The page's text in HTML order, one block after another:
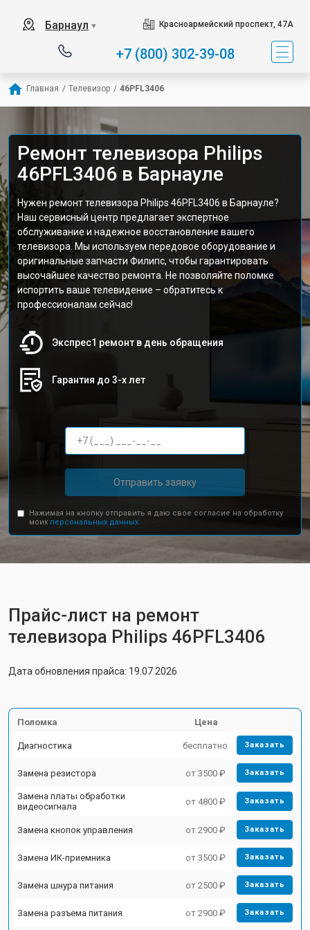
Барнаул ▼ Красноармейский проспект, 47А
+7 (800) 302-39-08
Главная / Телевизор / 46PFL3406
Ремонт телевизора Philips
46PFL3406 в Барнауле
Нужен ремонт телевизора Philips 46PFL3406 в Барнауле?
Наш сервисный центр предлагает экспертное
обслуживание и надежное восстановление вашего
телевизора. Мы используем передовое оборудование и
оригинальные запчасти Филипс, чтобы гарантировать
высочайшее качество ремонта. Не позволяйте поломке
испортить ваше телевидение – обратитесь к
профессионалам сейчас!
Экспрес1 ремонт в день обращения
Гарантия до 3-х лет
Отправить заявку
Нажимая на кнопку отправить я даю свое согласие на обработку
моих персональных данных.
Прайс-лист на ремонт
телевизора Philips 46PFL3406
Дата обновления прайса: 19.07.2026
Поломка Цена
Диагностика бесплатно Заказать
Замена резистора от 3500 ₽ Заказать
Замена платы обработки
видеосигнала
от 4800 ₽ Заказать
Замена кнопок управления от 2900 ₽ Заказать
Замена ИК-приемника от 3500 ₽ Заказать
Замена шнура питания от 2500 ₽ Заказать
Замена разъема питания от 2900 ₽ Заказать